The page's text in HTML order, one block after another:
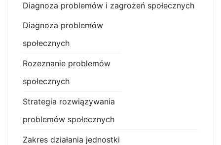
Diagnoza problemów i zagrożeń społecznych
Diagnoza problemów
społecznych
Rozeznanie problemów
społecznych
Strategia rozwiązywania
problemów społecznych
Zakres działania jednostki